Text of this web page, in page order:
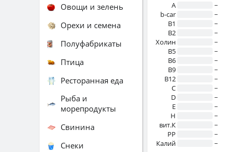
A
~
b-car
~
В1
~
B2
~
Холин
~
B5
~
B6
~
B9
~
B12
~
C
~
D
~
E
~
H
~
вит.К
~
PP
~
Калий
~
Овощи и зелень
Орехи и семена
Полуфабрикаты
Птица
Ресторанная еда
Рыба и
морепродукты
Свинина
Снеки